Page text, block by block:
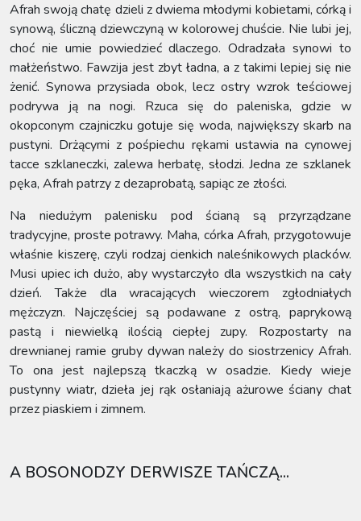
Afrah swoją chatę dzieli z dwiema młodymi kobietami, córką i
synową, śliczną dziewczyną w kolorowej chuście. Nie lubi jej,
choć nie umie powiedzieć dlaczego. Odradzała synowi to
małżeństwo. Fawzija jest zbyt ładna, a z takimi lepiej się nie
żenić. Synowa przysiada obok, lecz ostry wzrok teściowej
podrywa ją na nogi. Rzuca się do paleniska, gdzie w
okopconym czajniczku gotuje się woda, największy skarb na
pustyni. Drżącymi z pośpiechu rękami ustawia na cynowej
tacce szklaneczki, zalewa herbatę, słodzi. Jedna ze szklanek
pęka, Afrah patrzy z dezaprobatą, sapiąc ze złości.
Na niedużym palenisku pod ścianą są przyrządzane
tradycyjne, proste potrawy. Maha, córka Afrah, przygotowuje
właśnie kiszerę, czyli rodzaj cienkich naleśnikowych placków.
Musi upiec ich dużo, aby wystarczyło dla wszystkich na cały
dzień. Także dla wracających wieczorem zgłodniałych
mężczyzn. Najczęściej są podawane z ostrą, paprykową
pastą i niewielką ilością ciepłej zupy. Rozpostarty na
drewnianej ramie gruby dywan należy do siostrzenicy Afrah.
To ona jest najlepszą tkaczką w osadzie. Kiedy wieje
pustynny wiatr, dzieła jej rąk osłaniają ażurowe ściany chat
przez piaskiem i zimnem.
A BOSONODZY DERWISZE TAŃCZĄ...